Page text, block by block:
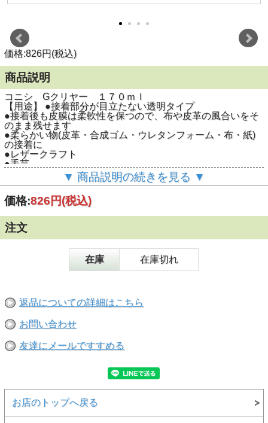
価格:826円(税込)
商品説明
コニシ Gクリヤー １７０ｍｌ
【用途】 ●接着部分が目立たない透明タイプ
●接着後も皮膜は柔軟性を保つので、布や皮革の風合いをそ
のまま残せます
●柔らかい物(皮革・合成ゴム・ウレタンフォーム・布・紙)
の接着に
●レザークラフト
●手芸
●家具や建具の補修
●バッグや靴、スポーツ用品の補修
●速乾
●柔軟性
●仮止不要
▼ 商品説明の続きを見る ▼
価格:826円(税込)
注文
在庫 在庫切れ
返品についての詳細はこちら
お問い合わせ
友達にメールですすめる
お店のトップへ戻る